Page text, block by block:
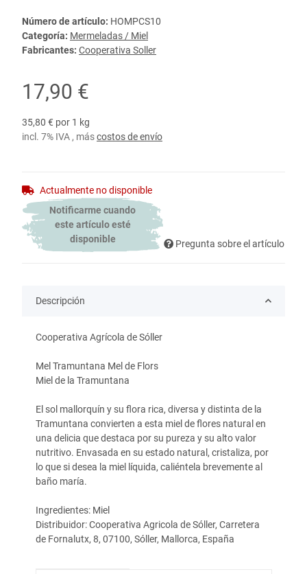
Número de artículo: HOMPCS10
Categoría: Mermeladas / Miel
Fabricantes: Cooperativa Soller
17,90 €
35,80 € por 1 kg
incl. 7% IVA , máscostos de envío
Actualmente no disponible
Notificarme cuando
este artículo esté
disponible
Pregunta sobre el artículo
Descripción
Cooperativa Agrícola de Sóller
Mel Tramuntana Mel de Flors
Miel de la Tramuntana
El sol mallorquín y su flora rica, diversa y distinta de la
Tramuntana convierten a esta miel de flores natural en
una delicia que destaca por su pureza y su alto valor
nutritivo. Envasada en su estado natural, cristaliza, por
lo que si desea la miel líquida, caliéntela brevemente al
baño maría.
Ingredientes: Miel
Distribuidor: Cooperativa Agricola de Sóller, Carretera
de Fornalutx, 8, 07100, Sóller, Mallorca, España